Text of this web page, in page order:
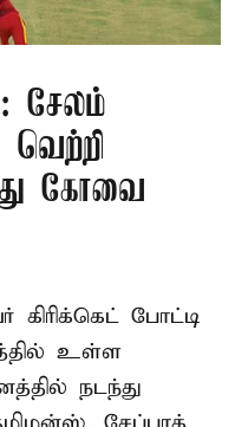
சேலம்
கோவை
கிரிக்கெட் போட்டி
உள்ள
நடந்து